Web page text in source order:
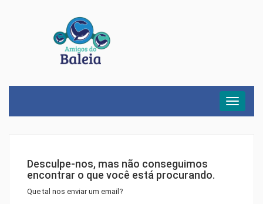
Menu
Desculpe-nos, mas não conseguimos
encontrar o que você está procurando.
Que tal nos enviar um email?